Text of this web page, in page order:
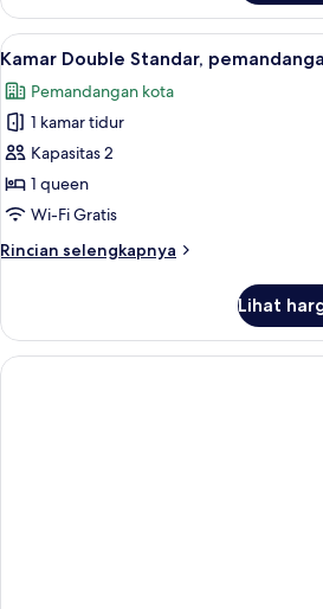
Kamar
Double
atau
Standar,
pemandangan
kota
Lihat
semua
foto
untuk
Kamar
Double
Standar,
kota
11
Kamar Double Standar,
Pemandangan kota
1 kamar tidur
Kapasitas 2
1 queen
Wi-Fi Gratis
Rincian selengkapnya
Rincian
Kamar
Double
Standar,
Lihat